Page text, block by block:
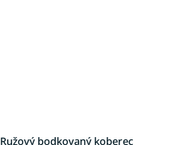
Ružový bodkovaný koberec